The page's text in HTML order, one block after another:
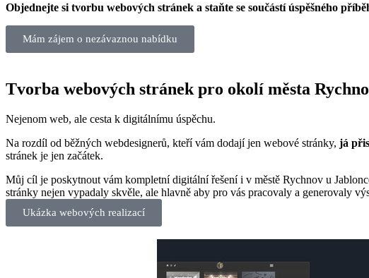
Objednejte si tvorbu webových stránek a staňte se součástí úspěšného
Mám zájem o nezávaznou nabídku
Tvorba webových stránek pro okolí města
Nejenom web, ale cesta k digitálnímu úspěchu.
Na rozdíl od běžných webdesignerů, kteří vám dodají jen webové stránky, já
stránek je jen začátek.
Můj cíl je poskytnout vám kompletní digitální řešení i v městě Rychnov u
stránky nejen vypadaly skvěle, ale hlavně aby pro vás pracovaly a generovaly
Ukázka webových realizací